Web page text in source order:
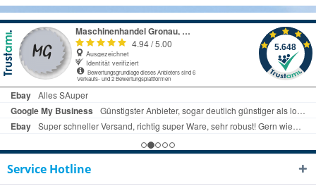
Service Hotline